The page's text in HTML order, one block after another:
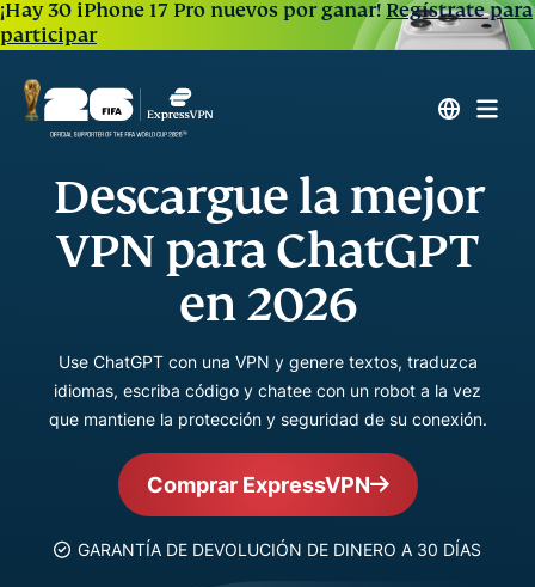
¡Hay 30 iPhone 17 Pro nuevos por ganar!Regístrate para
participar
Descargue la mejor
VPN para ChatGPT
en 2026
Use ChatGPT con una VPN y genere textos, traduzca
idiomas, escriba código y chatee con un robot a la vez
que mantiene la protección y seguridad de su conexión.
Comprar ExpressVPN
GARANTÍA DE DEVOLUCIÓN DE DINERO A 30 DÍAS